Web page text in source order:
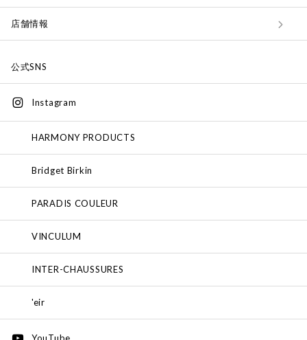
店舗情報
公式SNS
Instagram
HARMONY PRODUCTS
Bridget Birkin
PARADIS COULEUR
VINCULUM
INTER-CHAUSSURES
'eir
YouTube